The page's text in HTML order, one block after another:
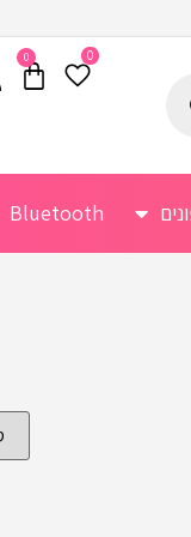
0
0
Bluetooth